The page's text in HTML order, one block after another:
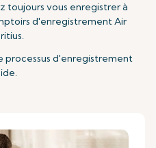
toujours vous enregistrer à
d'enregistrement Air
processus d'enregistrement